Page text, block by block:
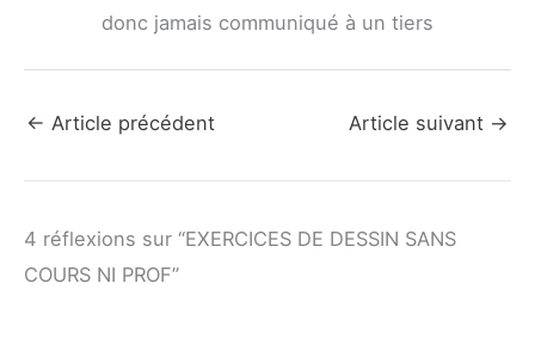
donc jamais communiqué à un tiers
← Article précédent Article suivant →
4 réflexions sur “EXERCICES DE DESSIN SANS
COURS NI PROF”